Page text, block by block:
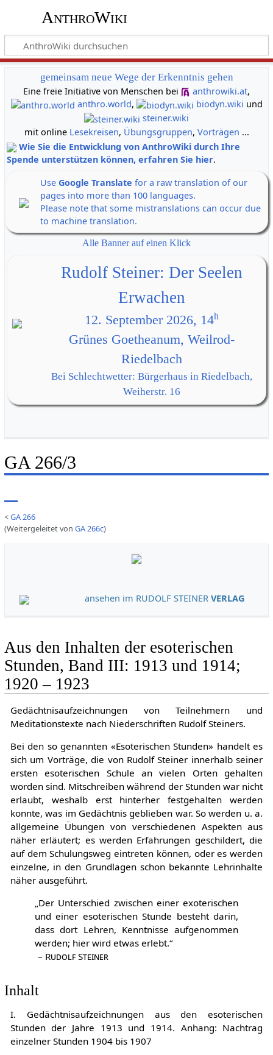
AnthroWiki
gemeinsam neue Wege der Erkenntnis gehen
Eine freie Initiative von Menschen bei
anthrowiki.at,
anthro.world, biodyn.wiki und
steiner.wiki
mit online Lesekreisen, Übungsgruppen, Vorträgen ...
Wie Sie die Entwicklung von AnthroWiki durch Ihre
Spende unterstützen können, erfahren Sie hier.
Use Google Translate for a raw translation of our
pages into more than 100 languages.
Please note that some mistranslations can occur due
to machine translation.
Alle Banner auf einen Klick
Rudolf Steiner: Der Seelen
Erwachen
12. September 2026, 14h
Grünes Goetheanum, Weilrod-
Riedelbach
Bei Schlechtwetter: Bürgerhaus in Riedelbach,
Weiherstr. 16
GA 266/3
<GA 266
(Weitergeleitet von GA 266c)
ansehen im RUDOLF STEINERVERLAG
Aus den Inhalten der esoterischen
Stunden, Band III: 1913 und 1914;
1920 – 1923
Gedächtnisaufzeichnungen von Teilnehmern und
Meditationstexte nach Niederschriften Rudolf Steiners.
Bei den so genannten «Esoterischen Stunden» handelt es
sich um Vorträge, die von Rudolf Steiner innerhalb seiner
ersten esoterischen Schule an vielen Orten gehalten
worden sind. Mitschreiben während der Stunden war nicht
erlaubt, weshalb erst hinterher festgehalten werden
konnte, was im Gedächtnis geblieben war. So werden u. a.
allgemeine Übungen von verschiedenen Aspekten aus
näher erläutert; es werden Erfahrungen geschildert, die
auf dem Schulungsweg eintreten können, oder es werden
einzelne, in den Grundlagen schon bekannte Lehrinhalte
näher ausgeführt.
„Der Unterschied zwischen einer exoterischen
und einer esoterischen Stunde besteht darin,
dass dort Lehren, Kenntnisse aufgenommen
werden; hier wird etwas erlebt.“
– Rudolf Steiner
Inhalt
I. Gedächtnisaufzeichnungen aus den esoterischen
Stunden der Jahre 1913 und 1914. Anhang: Nachtrag
einzelner Stunden 1904 bis 1907